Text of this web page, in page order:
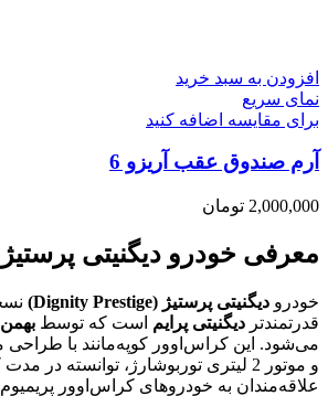
افزودن به سبد خرید
نمای سریع
برای مقایسه اضافه کنید
آرم صندوق عقب آریزو 6
2,000,000 تومان
معرفی خودرو دیگنیتی پرستیژ
خودرو دیگنیتی پرستیژ (Dignity Prestige)
قدرتمندتر دیگنیتی پرایم است که توسط بهمن
می‌شود. این کراس‌اوور کوپه‌مانند با
و موتور 2 لیتری توربوشارژ، توانسته در
علاقه‌مندان به خودروهای کراس‌اوور